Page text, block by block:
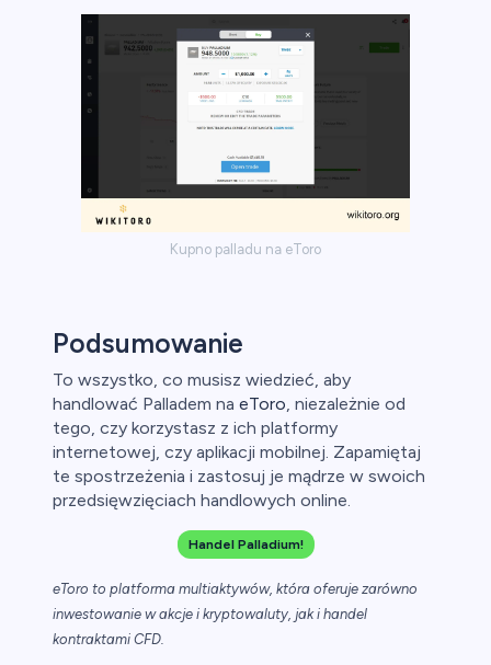
Kupno palladu na eToro
Podsumowanie
To wszystko, co musisz wiedzieć, aby
handlować Palladem na eToro, niezależnie od
tego, czy korzystasz z ich platformy
internetowej, czy aplikacji mobilnej. Zapamiętaj
te spostrzeżenia i zastosuj je mądrze w swoich
przedsięwzięciach handlowych online.
Handel Palladium!
eToro to platforma multiaktywów, która oferuje zarówno
inwestowanie w akcje i kryptowaluty, jak i handel
kontraktami CFD.